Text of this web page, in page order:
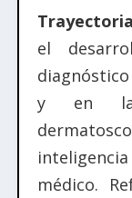
el
y en la
médico.